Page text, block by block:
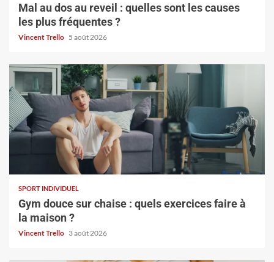
Mal au dos au reveil : quelles sont les causes
les plus fréquentes ?
Vincent Trello 5 août 2026
SPORT INDIVIDUEL
Gym douce sur chaise : quels exercices faire à
la maison ?
Vincent Trello 3 août 2026